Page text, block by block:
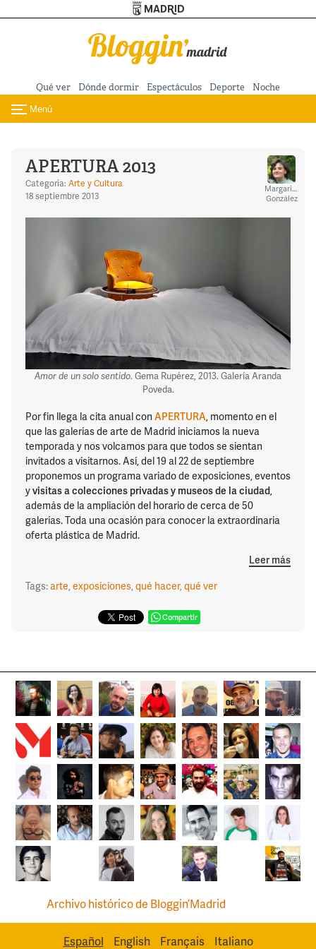
Pasar al contenido principal
Qué ver Dónde dormir Espectáculos Deporte Noche
Toggle navigation
Menú
APERTURA 2013
Categoría: Arte y Cultura
18 septiembre 2013
Margarita
González
Amor de un solo sentido. Gema Rupérez, 2013. Galería Aranda
Poveda.
Por fin llega la cita anual conAPERTURA, momento en el
que las galerías de arte de Madrid iniciamos la nueva
temporada y nos volcamos para que todos se sientan
invitados a visitarnos. Así, del 19 al 22 de septiembre
proponemos un programa variado de exposiciones, eventos
yvisitas a colecciones privadas y museos de la ciudad,
además de la ampliación del horario de cerca de 50
galerías. Toda una ocasión para conocer la extraordinaria
oferta plástica de Madrid.
Leer más
Tags:arte,exposiciones,qué hacer,qué ver
Compartir
Archivo histórico de Bloggin’Madrid
Español English Français Italiano